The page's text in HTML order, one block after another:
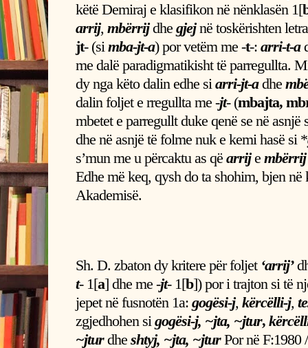
këtë Demiraj e klasifikon në nënklasën 1[
arrij, mbërrijdhe gjejnë toskërishten
jt- (simba-jt-a) por vetëm me -t-: arri-t-a
me dalë paradigmatikisht të parregullta.
dy nga këto dalin edhe siarri-jt-adhe
dalin foljet e rregullta me -jt- (mbajta,
mbetet e parregullt duke qenë se në
dhe në asnjë të folme nuk e kemi hasë si *
s’mun me u përcaktu as që arrije mbërrij
Edhe më keq, qysh do ta shohim, bjen
Akademisë.
Sh. D. zbaton dy kritere për foljet ‘arrij’
t- 1[a] dhe me -jt- 1[b]) por i trajton si të
jepet në fusnotën 1a: gogësi-j, kërcëlli-j,
zgjedhohen sigogësi-j, ~jta, ~jtur,
~jturdhe shtyj, ~jta, ~jturPor në F:1980